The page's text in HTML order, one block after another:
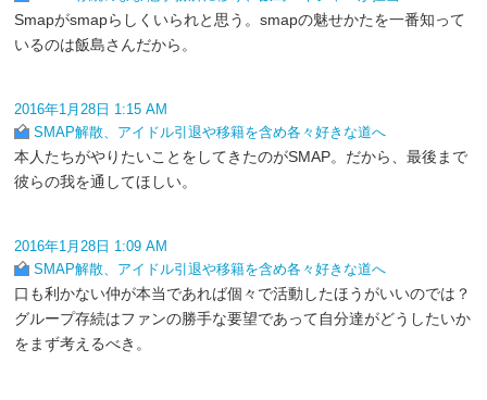
Smapがsmapらしくいられと思う。smapの魅せかたを一番知って
いるのは飯島さんだから。
2016年1月28日 1:15 AM
SMAP解散、アイドル引退や移籍を含め各々好きな道へ
本人たちがやりたいことをしてきたのがSMAP。だから、最後まで
彼らの我を通してほしい。
2016年1月28日 1:09 AM
SMAP解散、アイドル引退や移籍を含め各々好きな道へ
口も利かない仲が本当であれば個々で活動したほうがいいのでは？
グループ存続はファンの勝手な要望であって自分達がどうしたいか
をまず考えるべき。